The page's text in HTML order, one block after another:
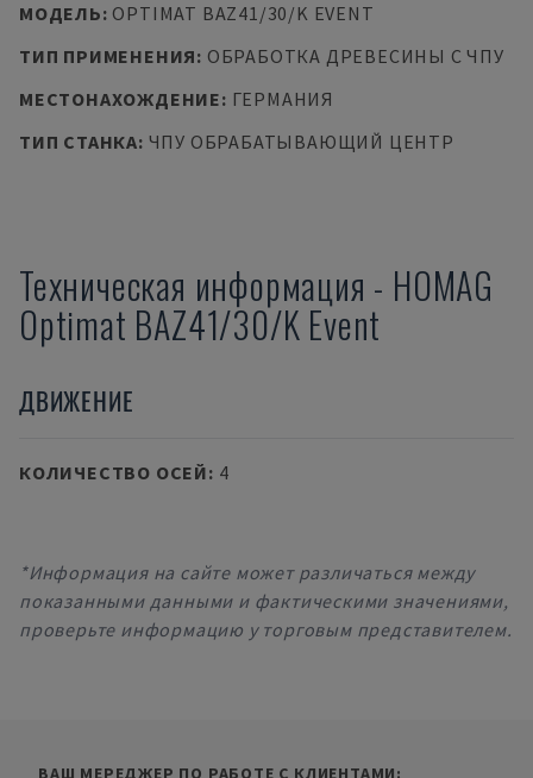
МОДЕЛЬ: OPTIMAT BAZ41/30/K EVENT
ТИП ПРИМЕНЕНИЯ: ОБРАБОТКА ДРЕВЕСИНЫ С ЧПУ
МЕСТОНАХОЖДЕНИЕ: ГЕРМАНИЯ
ТИП СТАНКА: ЧПУ ОБРАБАТЫВАЮЩИЙ ЦЕНТР
Техническая информация - HOMAG
Optimat BAZ41/30/K Event
ДВИЖЕНИЕ
КОЛИЧЕСТВО ОСЕЙ: 4
*Информация на сайте может различаться между
показанными данными и фактическими значениями,
проверьте информацию у торговым представителем.
ВАШ МЕРЕДЖЕР ПО РАБОТЕ С КЛИЕНТАМИ: